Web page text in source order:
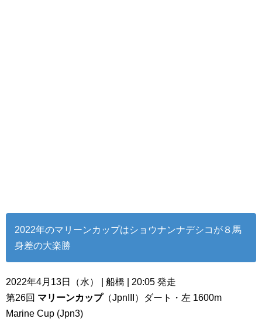
2022年のマリーンカップはショウナンナデシコが８馬
身差の大楽勝
2022年4月13日（水） | 船橋 | 20:05 発走
第26回 マリーンカップ（JpnIII）ダート・左 1600m
Marine Cup (Jpn3)